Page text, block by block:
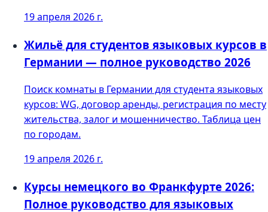
19 апреля 2026 г.
Жильё для студентов языковых курсов в
Германии — полное руководство 2026
Поиск комнаты в Германии для студента языковых
курсов: WG, договор аренды, регистрация по месту
жительства, залог и мошенничество. Таблица цен
по городам.
19 апреля 2026 г.
Курсы немецкого во Франкфурте 2026:
Полное руководство для языковых